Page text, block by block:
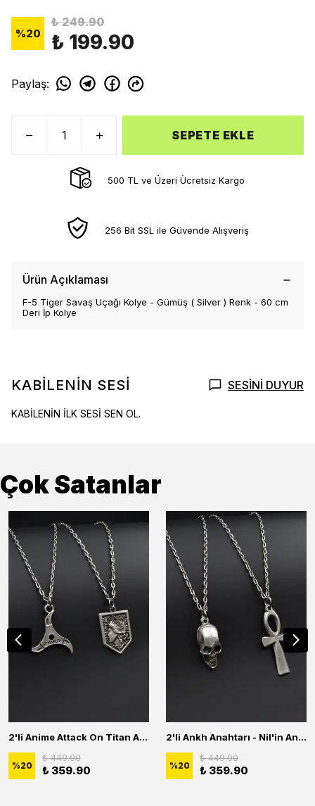
%20
₺ 249.90
₺ 199.90
Paylaş:
SEPETE EKLE
500 TL ve Üzeri Ücretsiz Kargo
256 Bit SSL ile Güvende Alışveriş
Ürün Açıklaması
F-5 Tiger Savaş Uçağı Kolye - Gümüş ( Silver ) Renk - 60 cm
Deri İp Kolye
KABİLENİN SESİ SESİNİ DUYUR
KABİLENİN İLK SESİ SEN OL.
Çok Satanlar
2'li Anime Attack On Titan Acrylic Maria Anime Naruto Erkek Kadın Kolye Seti
%20
₺ 449.90
₺ 359.90
2'li Ankh Anahtarı - Nil'in Anahtarı - Kuru Kafa Erkek Kadın Kolye Seti
%20
₺ 449.90
₺ 359.90